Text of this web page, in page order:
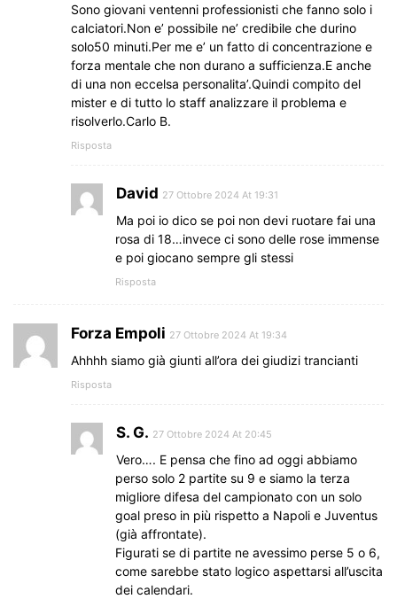
Sono giovani ventenni professionisti che fanno solo i
calciatori.Non e’ possibile ne’ credibile che durino
solo50 minuti.Per me e’ un fatto di concentrazione e
forza mentale che non durano a sufficienza.E anche
di una non eccelsa personalita’.Quindi compito del
mister e di tutto lo staff analizzare il problema e
risolverlo.Carlo B.
Risposta
David 27 Ottobre 2024 At 19:31
Ma poi io dico se poi non devi ruotare fai una
rosa di 18…invece ci sono delle rose immense
e poi giocano sempre gli stessi
Risposta
Forza Empoli 27 Ottobre 2024 At 19:34
Ahhhh siamo già giunti all’ora dei giudizi trancianti
Risposta
S. G. 27 Ottobre 2024 At 20:45
Vero…. E pensa che fino ad oggi abbiamo
perso solo 2 partite su 9 e siamo la terza
migliore difesa del campionato con un solo
goal preso in più rispetto a Napoli e Juventus
(già affrontate).
Figurati se di partite ne avessimo perse 5 o 6,
come sarebbe stato logico aspettarsi all’uscita
dei calendari.